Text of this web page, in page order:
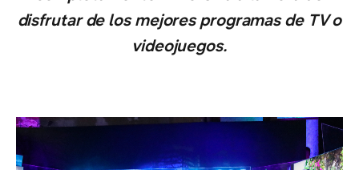
disfrutar de los mejores programas de TV o
videojuegos.